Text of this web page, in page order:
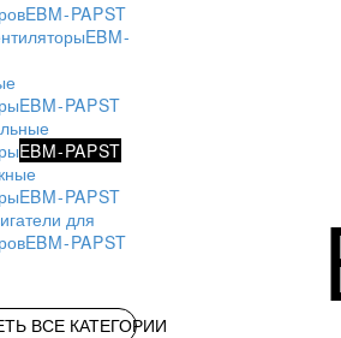
EBM-PAPST
EBM-
EBM-PAPST
EBM-PAPST
EBM-PAPST
для
EBM-PAPST
ВСЕ КАТЕГОРИИ